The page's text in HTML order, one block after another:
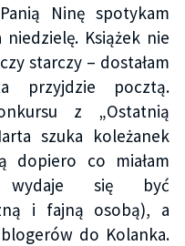
Ninę spotykam
Książek nie
starczy – dostałam
przyjdzie pocztą.
z „Ostatnią
szuka koleżanek
dopiero co miałam
się być
i fajną osobą), a
do Kolanka.